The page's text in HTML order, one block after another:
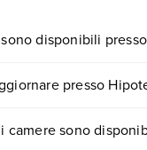
disponibili
un
presso
sono